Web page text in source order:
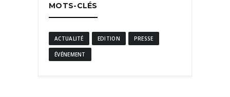
MOTS-CLÉS
ACTUALITÉ EDITION PRESSE
ÉVÉNEMENT